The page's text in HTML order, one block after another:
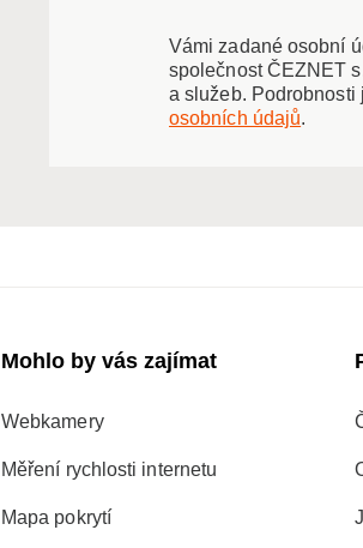
Vámi zadané osobní
společnost ČEZNET
a služeb. Podrobnosti
osobních údajů.
Mohlo by vás zajímat
Webkamery
Měření rychlosti internetu
Mapa pokrytí